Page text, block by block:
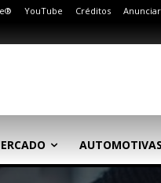
YouTube Créditos Anunciar
AUTOMOTIVAS